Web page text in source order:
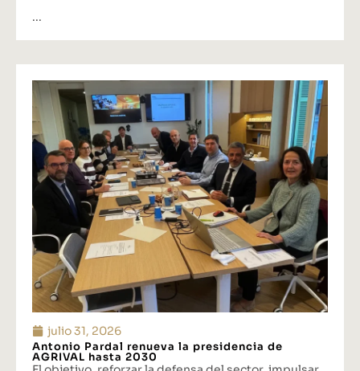
...
julio 31, 2026
Antonio Pardal renueva la presidencia de
AGRIVAL hasta 2030